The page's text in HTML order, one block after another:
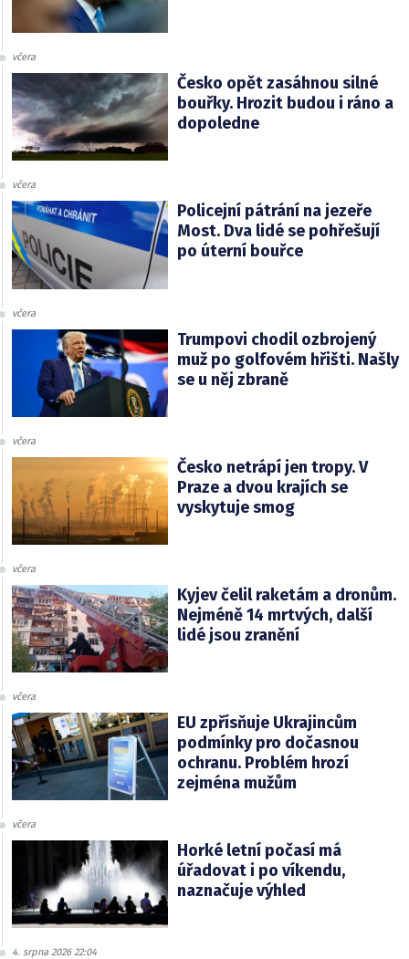
včera
Česko opět zasáhnou silné
bouřky. Hrozit budou i ráno a
dopoledne
včera
Policejní pátrání na jezeře
Most. Dva lidé se pohřešují
po úterní bouřce
včera
Trumpovi chodil ozbrojený
muž po golfovém hřišti. Našly
se u něj zbraně
včera
Česko netrápí jen tropy. V
Praze a dvou krajích se
vyskytuje smog
včera
Kyjev čelil raketám a dronům.
Nejméně 14 mrtvých, další
lidé jsou zranění
včera
EU zpřísňuje Ukrajincům
podmínky pro dočasnou
ochranu. Problém hrozí
zejména mužům
včera
Horké letní počasí má
úřadovat i po víkendu,
naznačuje výhled
4. srpna 2026 22:04